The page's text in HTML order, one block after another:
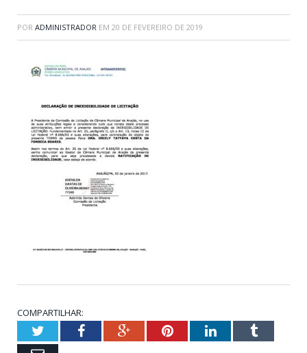
POR ADMINISTRADOR EM 20 DE FEVEREIRO DE 2019
COMPARTILHAR:
TwitterFacebookGoogle+PinterestLinkedInTumblr